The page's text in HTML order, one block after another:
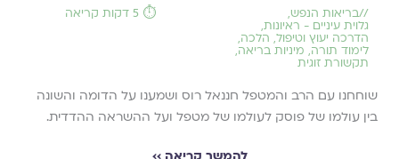
//בריאות הנפש,
גלוית עיניים - ראיונות,
הדרכה יעוץ וטיפול, הלכה,
לימוד תורה, מיניות בריאה,
תקשורת זוגית
⏱️ 5 דקות קריאה
שוחחנו עם הרב והמטפל חננאל רוס ושמענו על הדומה והשונה
בין עולמו של פוסק לעולמו של מטפל ועל ההשראה ההדדית.